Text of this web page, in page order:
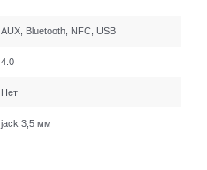
AUX, Bluetooth, NFC, USB
4.0
Нет
jack 3,5 мм